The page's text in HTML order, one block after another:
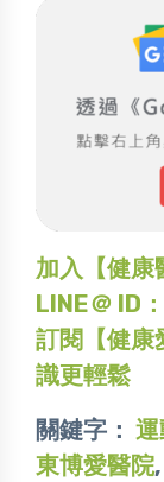
加入【健康
LINE＠ ID
訂閱【健康
識更輕鬆
關鍵字：
東博愛醫院,